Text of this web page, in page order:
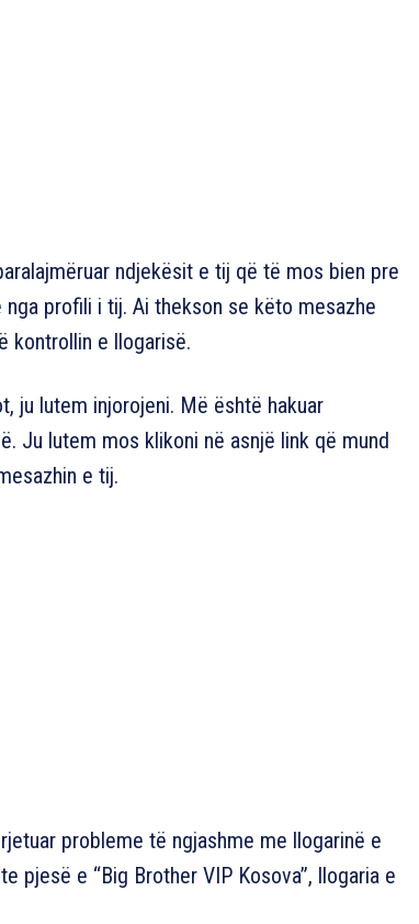
ndjekësit e tij që të mos bien pre
profili i tij. Ai thekson se këto mesazhe
kontrollin e llogarisë.
ju lutem injorojeni. Më është hakuar
Ju lutem mos klikoni në asnjë link që mund
e tij.
probleme të ngjashme me llogarinë e
pjesë e “Big Brother VIP Kosova”, llogaria e